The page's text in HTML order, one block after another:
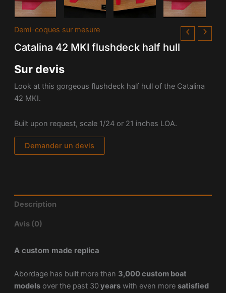
Demi-coques sur mesure
Catalina 42 MKI flushdeck half hull
Sur devis
Look at this gorgeous flushdeck half hull of the Catalina
42 MKI.
Built upon request, scale 1/24 or 21 inches LOA.
Demander un devis
Description
Avis (0)
A custom made replica
Abordage has built more than 3,000 custom boat
modelsover the past 30 yearswith even more satisfied